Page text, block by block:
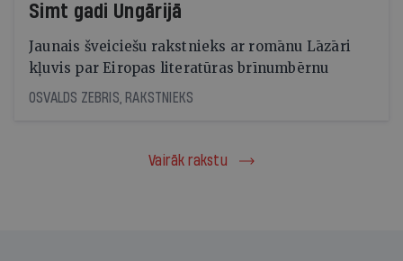
Simt gadi Ungārijā
Jaunais šveiciešu rakstnieks ar romānu Lāzāri
kļuvis par Eiropas literatūras brīnumbērnu
OSVALDS ZEBRIS, RAKSTNIEKS
Vairāk rakstu